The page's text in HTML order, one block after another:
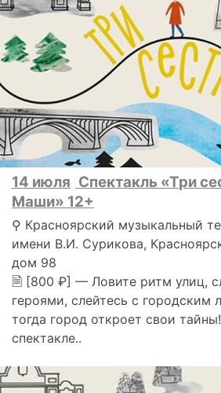
14 июля Спектакль «Три
Маши» 12+
⚲ Красноярский музыкальный
имени В.И. Сурикова,
дом 98
🗎 [800 ₽] — Ловите ритм улиц,
героями, слейтесь с городским
тогда город откроет свои
спектакле..